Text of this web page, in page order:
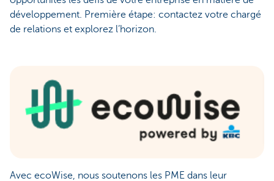
développement. Première étape: contactez votre chargé
de relations et explorez l’horizon.
Avec ecoWise, nous soutenons les PME dans leur